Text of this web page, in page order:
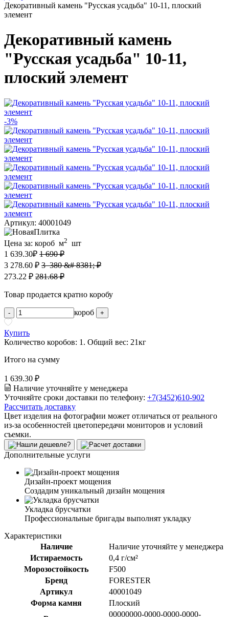
Декоративный камень "Русская усадьба" 10-11, плоский
элемент
Декоративный камень
"Русская усадьба" 10-11,
плоский элемент
-3%
Артикул: 40001049
Цена за: короб м2 шт
1 639.30₽ 1 690 ₽
3 278.60 ₽ 3 380 &# 8381; ₽
273.22 ₽ 281.68 ₽
Товар продается кратно коробу
- короб +
Купить
Количество коробов: 1 . Общий вес: 21кг
Итого на сумму
1 639.30 ₽
Наличие уточняйте у менеджера
Уточняйте сроки доставки по телефону: +7(3452)610-902
Рассчитать доставку
Цвет изделия на фотографии может отличаться от реального
из-за особенностей цветопередачи мониторов и условий
съемки.
Дополнительные услуги
Дизайн-проект мощения
Создадим уникальный дизайн мощения
Укладка брусчатки
Профессиональные бригады выполнят укладку
Характеристики
Наличие
Наличие уточняйте у менеджера
Истираемость
0,4 г/см²
Морозостойкость
F500
Бренд
FORESTER
Артикул
40001049
Форма камня
Плоский
00000000-0000-0000-0000-